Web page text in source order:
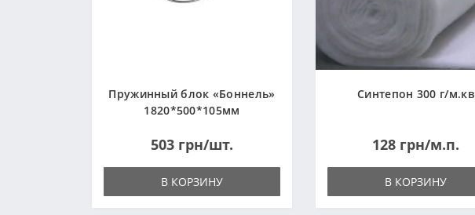
Пружинный блок «Боннель»
1820*500*105мм
503 грн/шт.
В КОРЗИНУ
Синтепон 300 г/м.кв
128 грн/м.п.
В КОРЗИНУ